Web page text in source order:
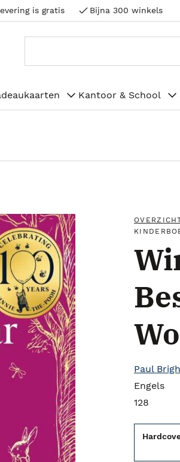
is gratis Bijna 300 winkels
Kantoor & School
Paul
Engels
128